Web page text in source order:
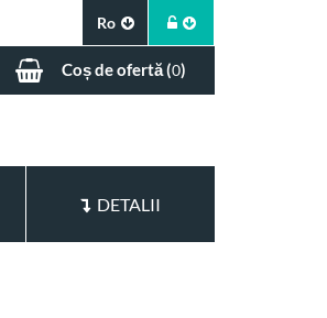
Ro
Coș de ofertă (0)
DETALII